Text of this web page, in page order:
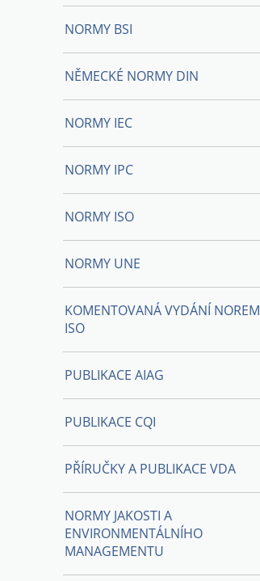
NORMY BSI
NĚMECKÉ NORMY DIN
NORMY IEC
NORMY IPC
NORMY ISO
NORMY UNE
KOMENTOVANÁ VYDÁNÍ NOREM
ISO
PUBLIKACE AIAG
PUBLIKACE CQI
PŘÍRUČKY A PUBLIKACE VDA
NORMY JAKOSTI A
ENVIRONMENTÁLNÍHO
MANAGEMENTU